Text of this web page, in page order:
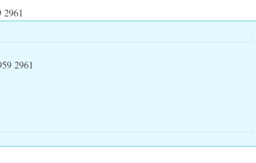
2961